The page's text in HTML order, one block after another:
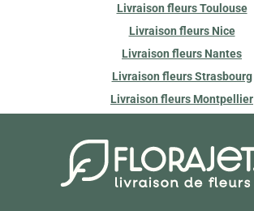
Livraison fleurs Toulouse
Livraison fleurs Nice
Livraison fleurs Nantes
Livraison fleurs Strasbourg
Livraison fleurs Montpellier